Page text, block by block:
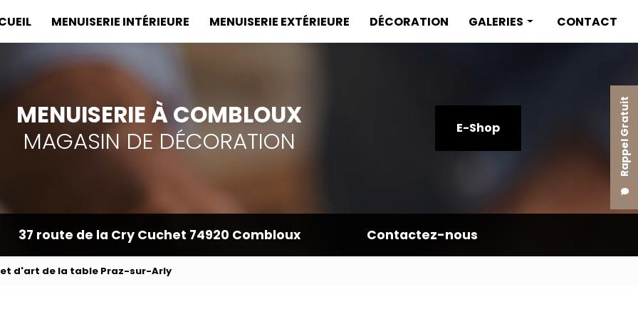
Rappel Gratuit
MENUISERIE INTÉRIEURE MENUISERIE EXTÉRIEURE DÉCORATION GALERIES
Décoration
CONTACT
MENUISERIE À COMBLOUX
MAGASIN DE DÉCORATION
E-Shop
37 route de la Cry Cuchet 74920 Combloux Contactez-nous
d'art de la table Praz-sur-Arly